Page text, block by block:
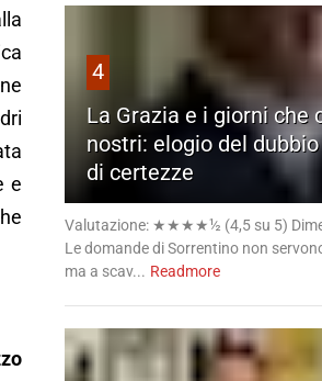
e
4
La Grazia e i giorni che
nostri: elogio del
di certezze
Valutazione: ★★★★½ (4,5 su 5)
Le domande di Sorrentino non
ma a scav... Readmore